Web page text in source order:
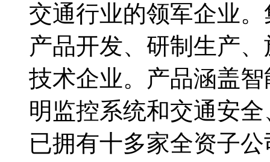
交通行业的领军企业
产品开发、研制生产
技术企业。产品涵盖
明监控系统和交通安
已拥有十多家全资子